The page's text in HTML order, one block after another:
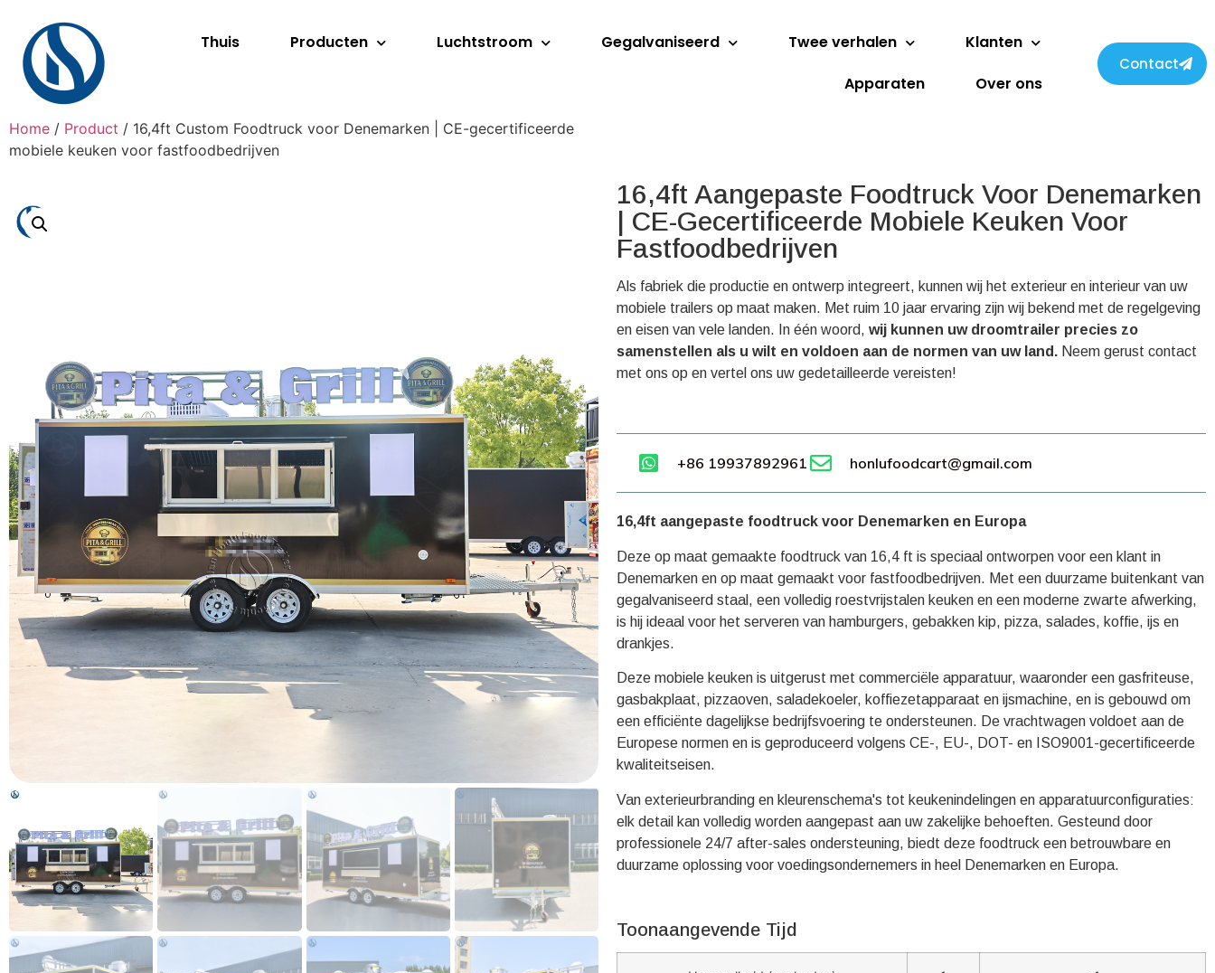
Thuis Producten Luchtstroom Gegalvaniseerd Twee verhalen
Klanten
Apparaten
Over ons
Contact
Home / Product / 16,4ft Custom Foodtruck voor Denemarken | CE-gecertificeerde
mobiele keuken voor fastfoodbedrijven
16,4ft Aangepaste Foodtruck Voor Denemarken
| CE-Gecertificeerde Mobiele Keuken Voor
Fastfoodbedrijven
Als fabriek die productie en ontwerp integreert, kunnen wij het exterieur en interieur van uw
mobiele trailers op maat maken. Met ruim 10 jaar ervaring zijn wij bekend met de regelgeving
en eisen van vele landen. In één woord, wij kunnen uw droomtrailer precies zo
samenstellen als u wilt en voldoen aan de normen van uw land. Neem gerust contact
met ons op en vertel ons uw gedetailleerde vereisten!
+86 19937892961 honlufoodcart@gmail.com
16,4ft aangepaste foodtruck voor Denemarken en Europa
Deze op maat gemaakte foodtruck van 16,4 ft is speciaal ontworpen voor een klant in
Denemarken en op maat gemaakt voor fastfoodbedrijven. Met een duurzame buitenkant van
gegalvaniseerd staal, een volledig roestvrijstalen keuken en een moderne zwarte afwerking,
is hij ideaal voor het serveren van hamburgers, gebakken kip, pizza, salades, koffie, ijs en
drankjes.
Deze mobiele keuken is uitgerust met commerciële apparatuur, waaronder een gasfriteuse,
gasbakplaat, pizzaoven, saladekoeler, koffiezetapparaat en ijsmachine, en is gebouwd om
een ​​efficiënte dagelijkse bedrijfsvoering te ondersteunen. De vrachtwagen voldoet aan de
Europese normen en is geproduceerd volgens CE-, EU-, DOT- en ISO9001-gecertificeerde
kwaliteitseisen.
Van exterieurbranding en kleurenschema's tot keukenindelingen en apparatuurconfiguraties:
elk detail kan volledig worden aangepast aan uw zakelijke behoeften. Gesteund door
professionele 24/7 after-sales ondersteuning, biedt deze foodtruck een betrouwbare en
duurzame oplossing voor voedingsondernemers in heel Denemarken en Europa.
Toonaangevende Tijd